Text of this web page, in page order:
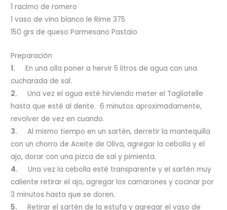
1 racimo de romero
1 vaso de vino blanco le Rime 375
150 grs de queso Parmesano Pastaio
Preparación
1. En una olla poner a hervir 5 litros de agua con una
cucharada de sal.
2. Una vez el agua esté hirviendo meter el Tagliatelle
hasta que esté al dente. 6 minutos aproximadamente,
revolver de vez en cuando.
3. Al mismo tiempo en un sartén, derretir la mantequilla
con un chorro de Aceite de Oliva, agregar la cebolla y el
ajo, dorar con una pizca de sal y pimienta.
4. Una vez la cebolla esté transparente y el sartén muy
caliente retirar el ajo, agregar los camarones y cocinar por
3 minutos hasta que se doren.
5. Retirar el sartén de la estufa y agregar el vaso de